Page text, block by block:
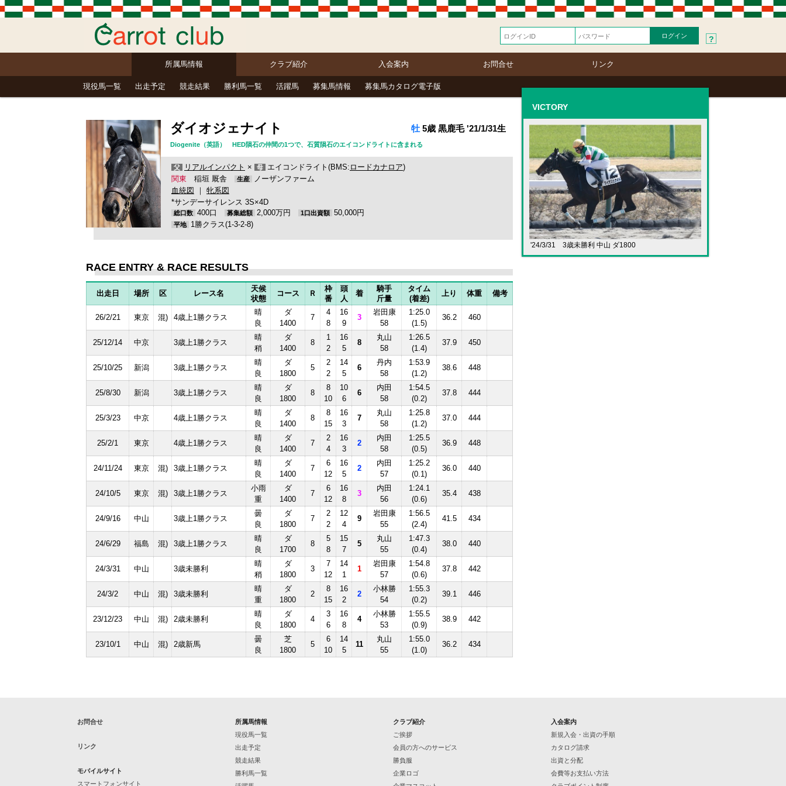
?
所属馬情報 クラブ紹介 入会案内 お問合せ リンク
現役馬一覧 出走予定 競走結果 勝利馬一覧 活躍馬 募集馬情報 募集馬カタログ電子版
ダイオジェナイト 牡 5歳 黒鹿毛 '21/1/31生
Diogenite（英語） HED隕石の仲間の1つで、石質隕石のエイコンドライトに含まれる
父 リアルインパクト × 母 エイコンドライト(BMS: ロードカナロア)
関東 稲垣 厩舎 生産
ノーザンファーム
血統図
｜ 牝系図
*サンデーサイレンス 3S×4D
総口数 400口 募集総額 2,000万円 1口出資額 50,000円
平地 1勝クラス(1-3-2-8)
RACE ENTRY & RACE RESULTS
出走日 場所 区 レース名
天候
状態
コース Ｒ
枠
番
頭
人
着
騎手
斤量
タイム
(着差)
上り 体重 備考
26/2/21 東京 混) 4歳上1勝クラス
晴
良
ダ
1400
7
4
8
16
9
3
岩田康
58
1:25.0
(1.5)
36.2 460
25/12/14 中京 3歳上1勝クラス
晴
稍
ダ
1400
8
1
2
16
5
8
丸山
58
1:26.5
(1.4)
37.9 450
25/10/25 新潟 3歳上1勝クラス
晴
良
ダ
1800
5
2
2
14
5
6
丹内
58
1:53.9
(1.2)
38.6 448
25/8/30 新潟 3歳上1勝クラス
晴
良
ダ
1800
8
8
10
10
6
6
内田
58
1:54.5
(0.2)
37.8 444
25/3/23 中京 4歳上1勝クラス
晴
良
ダ
1400
8
8
15
16
3
7
丸山
58
1:25.8
(1.2)
37.0 444
25/2/1 東京 4歳上1勝クラス
晴
良
ダ
1400
7
2
4
16
3
2
内田
58
1:25.5
(0.5)
36.9 448
24/11/24 東京 混) 3歳上1勝クラス
晴
良
ダ
1400
7
6
12
16
5
2
内田
57
1:25.2
(0.1)
36.0 440
24/10/5 東京 混) 3歳上1勝クラス
小雨
重
ダ
1400
7
6
12
16
8
3
内田
56
1:24.1
(0.6)
35.4 438
24/9/16 中山 3歳上1勝クラス
曇
良
ダ
1800
7
2
2
12
4
9
岩田康
55
1:56.5
(2.4)
41.5 434
24/6/29 福島 混) 3歳上1勝クラス
晴
良
ダ
1700
8
5
8
15
7
5
丸山
55
1:47.3
(0.4)
38.0 440
24/3/31 中山 3歳未勝利
晴
稍
ダ
1800
3
7
12
14
1
1
岩田康
57
1:54.8
(0.6)
37.8 442
24/3/2 中山 混) 3歳未勝利
晴
重
ダ
1800
2
8
15
16
2
2
小林勝
54
1:55.3
(0.2)
39.1 446
23/12/23 中山 混) 2歳未勝利
晴
良
ダ
1800
4
3
6
16
8
4
小林勝
53
1:55.5
(0.9)
38.9 442
23/10/1 中山 混) 2歳新馬
曇
良
芝
1800
5
6
10
14
5
11
丸山
55
1:55.0
(1.0)
36.2 434
VICTORY
'24/3/31 3歳未勝利 中山 ダ1800
お問合せ
リンク
モバイルサイト
スマートフォンサイト
所属馬情報
現役馬一覧
出走予定
競走結果
勝利馬一覧
クラブ紹介
ご挨拶
会員の方へのサービス
勝負服
企業ロゴ
入会案内
新規入会・出資の手順
カタログ請求
出資と分配
会費等お支払い方法